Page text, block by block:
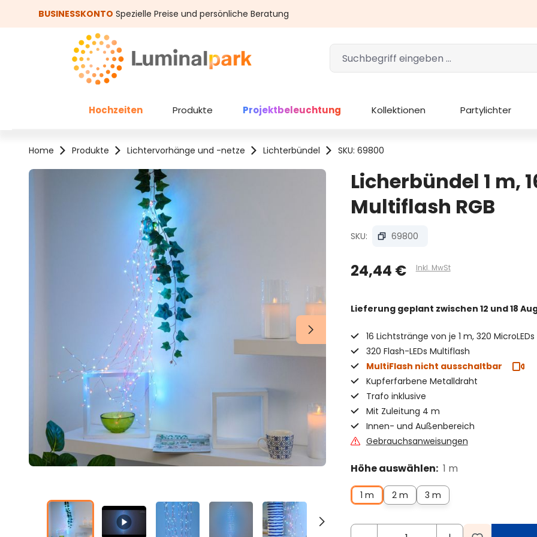
Hauptinhalt springen
Zur Suche springen
BUSINESSKONTO Spezielle Preise und persönliche Beratung
Hochzeiten Produkte Projektbeleuchtung Kollektionen Partylichter
Home Produkte Lichtervorhänge und -netze Lichterbündel SKU: 69800
Bildergalerie überspringen
Licherbündel 1 m,
Multiflash RGB
SKU: 69800
24,44 € Inkl. MwSt
Lieferung geplant zwischen 12 und 18
16 Lichtstränge von je 1 m, 320 MicroLEDs
320 Flash-LEDs Multiflash
MultiFlash nicht ausschaltbar
Kupferfarbene Metalldraht
Trafo inklusive
Mit Zuleitung 4 m
Innen- und Außenbereich
Gebrauchsanweisungen
Höhe auswählen: 1 m
1 m 2 m 3 m